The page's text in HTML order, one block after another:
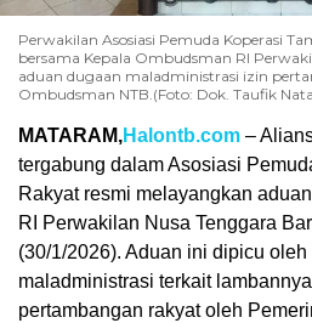
Perwakilan Asosiasi Pemuda Koperasi
bersama Kepala Ombudsman RI
aduan dugaan maladministrasi izin
Ombudsman NTB.(Foto: Dok. Taufik
MATARAM,Halontb.com –
tergabung dalam Asosiasi
Rakyat resmi melayangkan
RI Perwakilan Nusa Tenggara
(30/1/2026). Aduan ini dipicu
maladministrasi terkait
pertambangan rakyat oleh